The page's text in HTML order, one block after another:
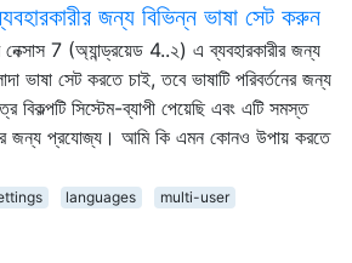
জন্য বিভিন্ন ভাষা সেট করুন
7 (অ্যান্ড্রয়েড 4..২) এ ব্যবহারকারীর জন্য
ভাষা সেট করতে চাই, তবে ভাষাটি পরিবর্তনের জন্য
বিকল্পটি সিস্টেম-ব্যাপী পেয়েছি এবং এটি সমস্ত
জন্য প্রযোজ্য। আমি কি এমন কোনও উপায় করতে
languages multi-user